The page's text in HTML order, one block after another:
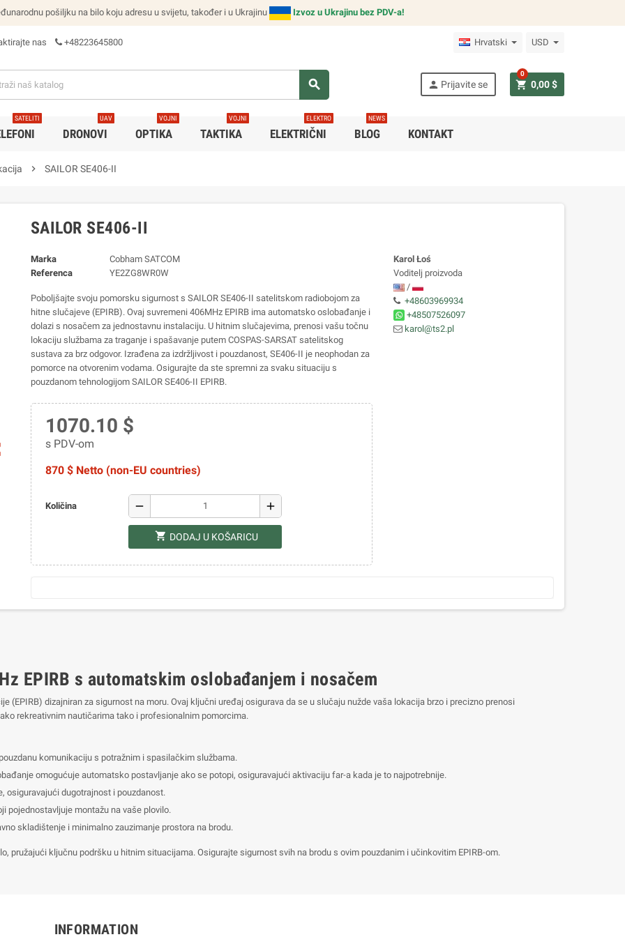
pošiljku na bilo koju adresu u svijetu, također i u Ukrajinu Izvoz u Ukrajinu bez PDV-a!
nas +48223645800 Hrvatski USD
search person Prijavite se shopping_cart 0,00 $
0
SATELITI
DRONOVI
UAV
OPTIKA
VOJNI
TAKTIKA
VOJNI
ELEKTRIČNI
ELEKTRO
BLOG
NEWS
KONTAKT
chevron_right SAILOR SE406-II
SAILOR SE406-II
Marka
Cobham SATCOM
Referenca
YE2ZG8WR0W
Poboljšajte svoju pomorsku sigurnost s SAILOR SE406-II satelitskom radiobojom za
hitne slučajeve (EPIRB). Ovaj suvremeni 406MHz EPIRB ima automatsko oslobađanje i
dolazi s nosačem za jednostavnu instalaciju. U hitnim slučajevima, prenosi vašu točnu
lokaciju službama za traganje i spašavanje putem COSPAS-SARSAT satelitskog
sustava za brz odgovor. Izrađena za izdržljivost i pouzdanost, SE406-II je neophodan za
pomorce na otvorenim vodama. Osigurajte da ste spremni za svaku situaciju s
pouzdanom tehnologijom SAILOR SE406-II EPIRB.
1070.10 $
s PDV-om
870 $ Netto (non-EU countries)
Količina remove add
shopping_cart DODAJ U KOŠARICU
Karol Łoś
Voditelj proizvoda
/
+48603969934
+48507526097
karol@ts2.pl
EPIRB s automatskim oslobađanjem i nosačem
(EPIRB) dizajniran za sigurnost na moru. Ovaj ključni uređaj osigurava da se u slučaju nužde vaša lokacija brzo i precizno prenosi
rekreativnim nautičarima tako i profesionalnim pomorcima.
komunikaciju s potražnim i spasilačkim službama.
omogućuje automatsko postavljanje ako se potopi, osiguravajući aktivaciju far-a kada je to najpotrebnije.
osiguravajući dugotrajnost i pouzdanost.
pojednostavljuje montažu na vaše plovilo.
skladištenje i minimalno zauzimanje prostora na brodu.
pružajući ključnu podršku u hitnim situacijama. Osigurajte sigurnost svih na brodu s ovim pouzdanim i učinkovitim EPIRB-om.
INFORMATION